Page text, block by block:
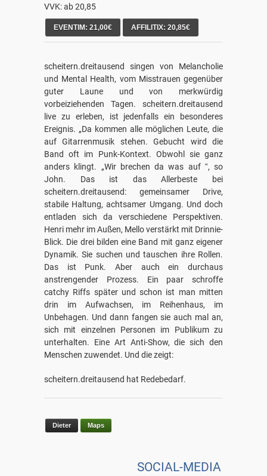
VVK: ab 20,85
EVENTIM: 21,00€ AFFILITIX: 20,85€
scheitern.dreitausend singen von Melancholie
und Mental Health, vom Misstrauen gegenüber
guter Laune und von merkwürdig
vorbeiziehenden Tagen. scheitern.dreitausend
live zu erleben, ist jedenfalls ein besonderes
Ereignis. „Da kommen alle möglichen Leute, die
auf Gitarrenmusik stehen. Gebucht wird die
Band oft im Punk-Kontext. Obwohl sie ganz
anders klingt. „Wir brechen da was auf ‟, so
John. Das ist das Allerbeste bei
scheitern.dreitausend: gemeinsamer Drive,
stabile Haltung, achtsamer Umgang. Und doch
entladen sich da verschiedene Perspektiven.
Henri mehr im Außen, Mello verstärkt mit Drinnie-
Blick. Die drei bilden eine Band mit ganz eigener
Dynamik. Sie suchen und tauschen ihre Rollen.
Das ist Punk. Aber auch ein durchaus
anstrengender Prozess. Ein paar schroffe
catchy Riffs später und schon ist man mitten
drin im Aufwachsen, im Reihenhaus, im
Unbehagen. Und dann fangen sie auch mal an,
sich mit einzelnen Personen im Publikum zu
unterhalten. Eine Art Anti-Show, die sich den
Menschen zuwendet. Und die zeigt:
scheitern.dreitausend hat Redebedarf.
Dieter Maps
SOCIAL-MEDIA